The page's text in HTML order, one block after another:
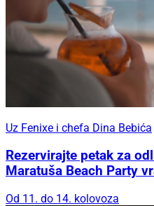
Uz Fenixe i chefa Dina Bebića
Rezervirajte petak za
Maratuša Beach Party
Od 11. do 14. kolovoza